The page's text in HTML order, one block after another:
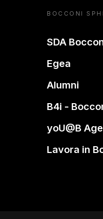
BOCCONI
SDA
Egea
Alumni
B4i -
yoU@B
Lavora in